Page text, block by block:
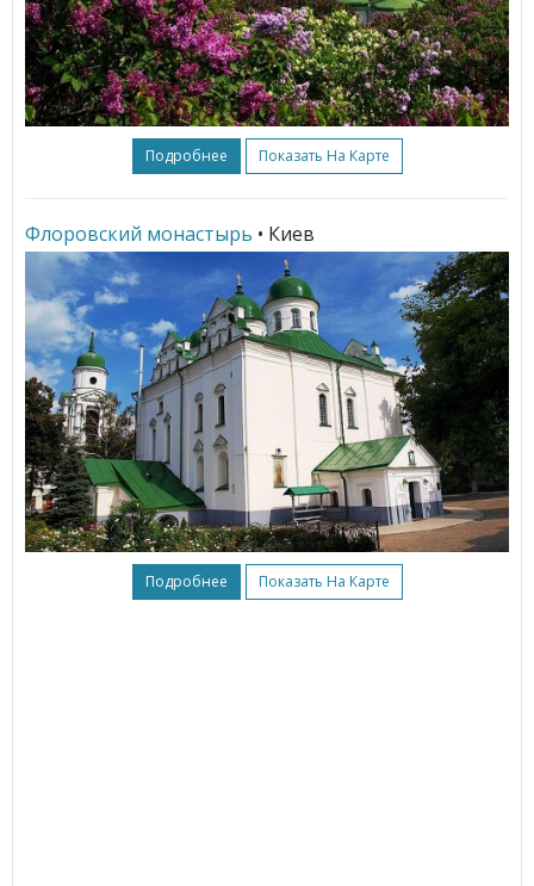
Подробнее Показать На Карте
Флоровский монастырь • Киев
Подробнее Показать На Карте